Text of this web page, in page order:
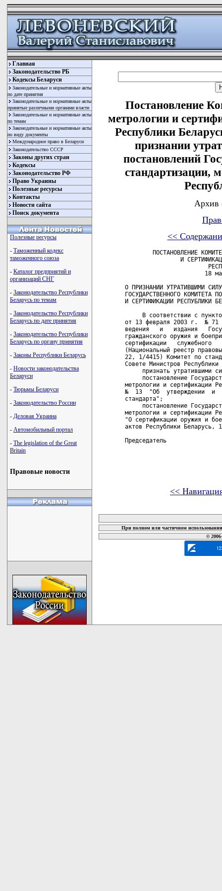
Главная
Законодательство РБ
Кодексы Беларуси
Законодательные и нормативные акты
по дате принятия
Законодательные и нормативные акты
принятые различными органами власти
Законодательные и нормативные акты
по темам
Законодательные и нормативные акты
по виду документы
Международное право в Беларуси
Законодательство СССР
Законы других стран
Кодексы
Законодательство РФ
Право Украины
Полезные ресурсы
Контакты
Новости сайта
Поиск документа
Полезные ресурсы
- Таможенный кодекс
таможенного союза
- Каталог предприятий и
организаций СНГ
- Законодательство Республики
Беларусь по темам
- Законодательство Республики
Беларусь по дате принятия
- Законодательство Республики
Беларусь по органу принятия
- Законы Республики Беларусь
- Новости законодательства
Беларуси
- Тюрьмы Беларуси
- Законодательство России
- Деловая Украина
- Автомобильный портал
- The legislation of the Great
Britain
Правовые новости
Постановление
метрологии и
Республики
признании
постановлений
стандартизации,
Архив
<<
ПОСТАНОВЛЕНИЕ
И
18
О ПРИЗНАНИИ УТРАТИВШИМИ
ГОСУДАРСТВЕННОГО КОМИТЕТА
И СЕРТИФИКАЦИИ РЕСПУБЛИКИ
В соответствии с
от 13 февраля 2003 г.  № 71
ведения   и   издания
гражданского оружия и
сертификации   служебного
(Национальный реестр
22, 1/4415) Комитет по
Совете Министров
признать утратившими
постановление
метрологии и сертификации
№  13  "Об  утверждении  и
стандарта";
постановление
метрологии и сертификации
"О сертификации оружия и
актов Республики
Председатель
<<
При полном или частичном
©